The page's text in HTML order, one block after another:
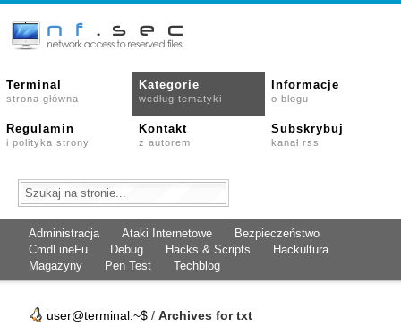
Terminal
strona główna
Kategorie
według tematyki
Informacje
o blogu
Regulamin
i polityka strony
Kontakt
z autorem
Subskrybuj
kanał rss
Administracja Ataki Internetowe
Bezpieczeństwo
CmdLineFu
Debug Hacks & Scripts
Hackultura
Magazyny
Pen Test Techblog
user@terminal:~$ / Archives for txt